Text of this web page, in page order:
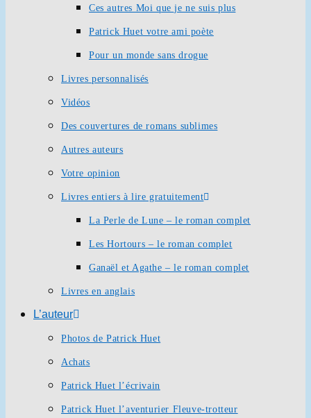
Ces autres Moi que je ne suis plus
Patrick Huet votre ami poète
Pour un monde sans drogue
Livres personnalisés
Vidéos
Des couvertures de romans sublimes
Autres auteurs
Votre opinion
Livres entiers à lire gratuitement
La Perle de Lune – le roman complet
Les Hortours – le roman complet
Ganaël et Agathe – le roman complet
Livres en anglais
L’auteur
Photos de Patrick Huet
Achats
Patrick Huet l’écrivain
Patrick Huet l’aventurier Fleuve-trotteur